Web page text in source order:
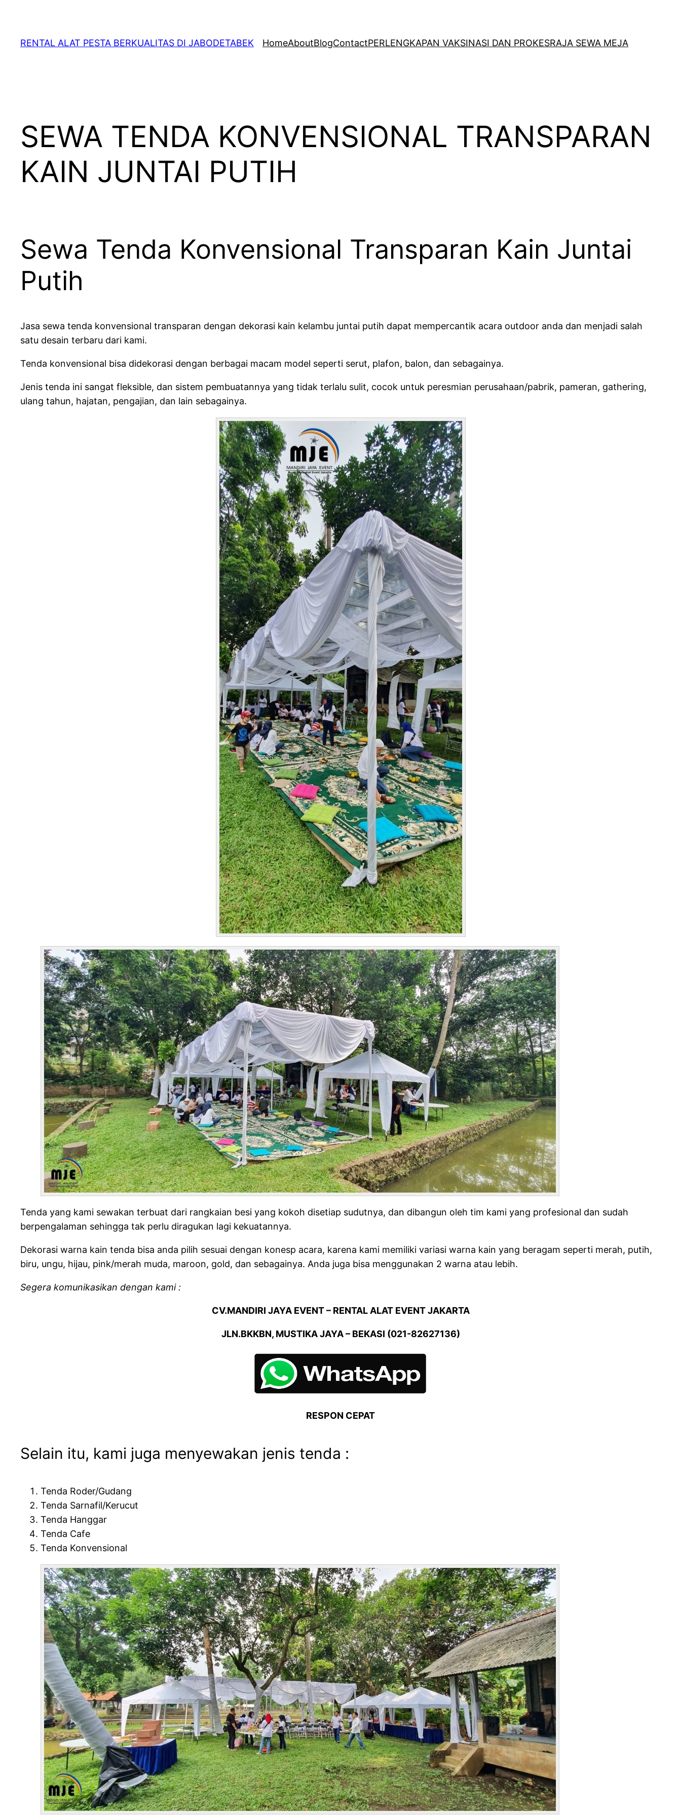
RENTAL ALAT PESTA BERKUALITAS DI JABODETABEK HomeAboutBlogContactPERLENGKAPAN VAKSINASI DAN PROKESRAJA SEWA MEJA
SEWA TENDA KONVENSIONAL TRANSPARAN
KAIN JUNTAI PUTIH
Sewa Tenda Konvensional Transparan Kain Juntai
Putih
Jasa sewa tenda konvensional transparan dengan dekorasi kain kelambu juntai putih dapat mempercantik acara outdoor anda dan menjadi salah
satu desain terbaru dari kami.
Tenda konvensional bisa didekorasi dengan berbagai macam model seperti serut, plafon, balon, dan sebagainya.
Jenis tenda ini sangat fleksible, dan sistem pembuatannya yang tidak terlalu sulit, cocok untuk peresmian perusahaan/pabrik, pameran, gathering,
ulang tahun, hajatan, pengajian, dan lain sebagainya.
Tenda yang kami sewakan terbuat dari rangkaian besi yang kokoh disetiap sudutnya, dan dibangun oleh tim kami yang profesional dan sudah
berpengalaman sehingga tak perlu diragukan lagi kekuatannya.
Dekorasi warna kain tenda bisa anda pilih sesuai dengan konesp acara, karena kami memiliki variasi warna kain yang beragam seperti merah, putih,
biru, ungu, hijau, pink/merah muda, maroon, gold, dan sebagainya. Anda juga bisa menggunakan 2 warna atau lebih.
Segera komunikasikan dengan kami :
CV.MANDIRI JAYA EVENT – RENTAL ALAT EVENT JAKARTA
JLN.BKKBN, MUSTIKA JAYA – BEKASI (021-82627136)
RESPON CEPAT
Selain itu, kami juga menyewakan jenis tenda :
Tenda Roder/Gudang
Tenda Sarnafil/Kerucut
Tenda Hanggar
Tenda Cafe
Tenda Konvensional